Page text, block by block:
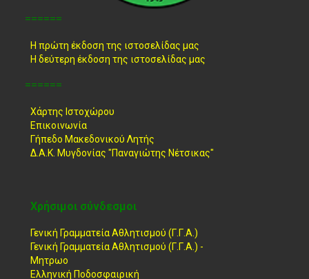
======
Η πρώτη έκδοση της ιστοσελίδας μας
Η δεύτερη έκδοση της ιστοσελίδας μας
======
Χάρτης Ιστοχώρου
Επικοινωνία
Γήπεδο Μακεδονικού Λητής
Δ.Α.Κ. Μυγδονίας "Παναγιώτης Νέτσικας"
Χρήσιμοι σύνδεσμοι
Γενική Γραμματεία Αθλητισμού (Γ.Γ.Α.)
Γενική Γραμματεία Αθλητισμού (Γ.Γ.Α.) -
Μητρωο
Ελληνική Ποδοσφαιρική